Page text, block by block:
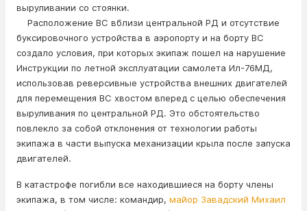
выруливании со стоянки.
Расположение ВС вблизи центральной РД и отсутствие
буксировочного устройства в аэропорту и на борту ВС
создало условия, при которых экипаж пошел на нарушение
Инструкции по летной эксплуатации самолета Ил-76МД,
использовав реверсивные устройства внешних двигателей
для перемещения ВС хвостом вперед с целью обеспечения
выруливания по центральной РД. Это обстоятельство
повлекло за собой отклонения от технологии работы
экипажа в части выпуска механизации крыла после запуска
двигателей.
В катастрофе погибли все находившиеся на борту члены
экипажа, в том числе: командир, майор Завадский Михаил